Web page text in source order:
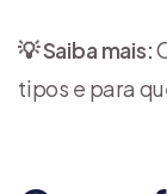
💡 Saiba mais:
tipos e para